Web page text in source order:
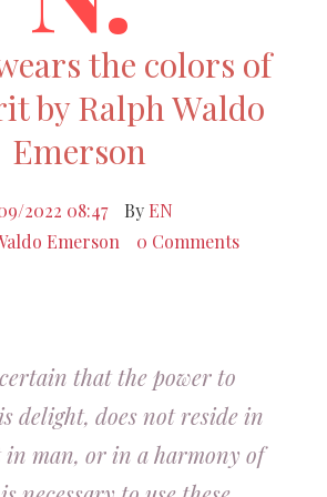
the colors of
by Ralph Waldo
Emerson
2022 08:47 By EN
Emerson 0 Comments
that the power to
delight, does not reside in
man, or in a harmony of